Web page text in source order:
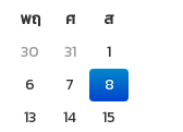
พฤ ศ
ส
30 31
1
6 7
8
13 14
15